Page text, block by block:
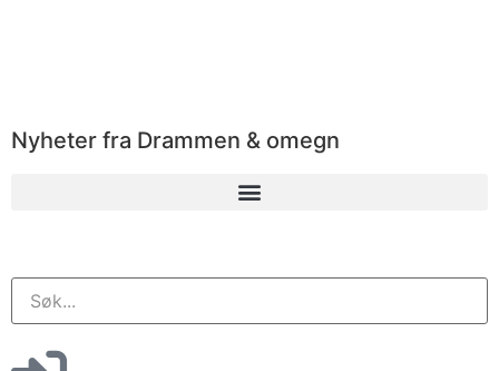
Nyheter fra Drammen & omegn